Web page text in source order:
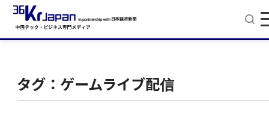
タグ：ゲームライブ配信